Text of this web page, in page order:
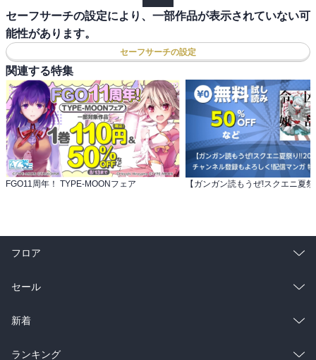
セーフサーチの設定により、一部作品が表示されていない可
能性があります。
セーフサーチの設定
関連する特集
FGO11周年！ TYPE-MOONフェア
フロア
総合
ラノベ
雑誌・グラビア
セール
総合
ラノベ
新着
総合
ランキング